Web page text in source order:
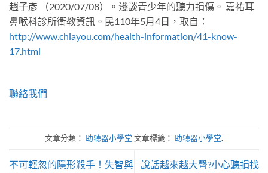
趙子彥 （2020/07/08）。淺談青少年的聽力損傷。 嘉祐耳
鼻喉科診所衛教資訊。民110年5月4日，取自：
http://www.chiayou.com/health-information/41-know-
17.html
聯絡我們
文章分類： 助聽器小學堂 文章標籤： 助聽器小學堂.
不可輕忽的隱形殺手！失智與
說話越來越大聲?小心聽損找